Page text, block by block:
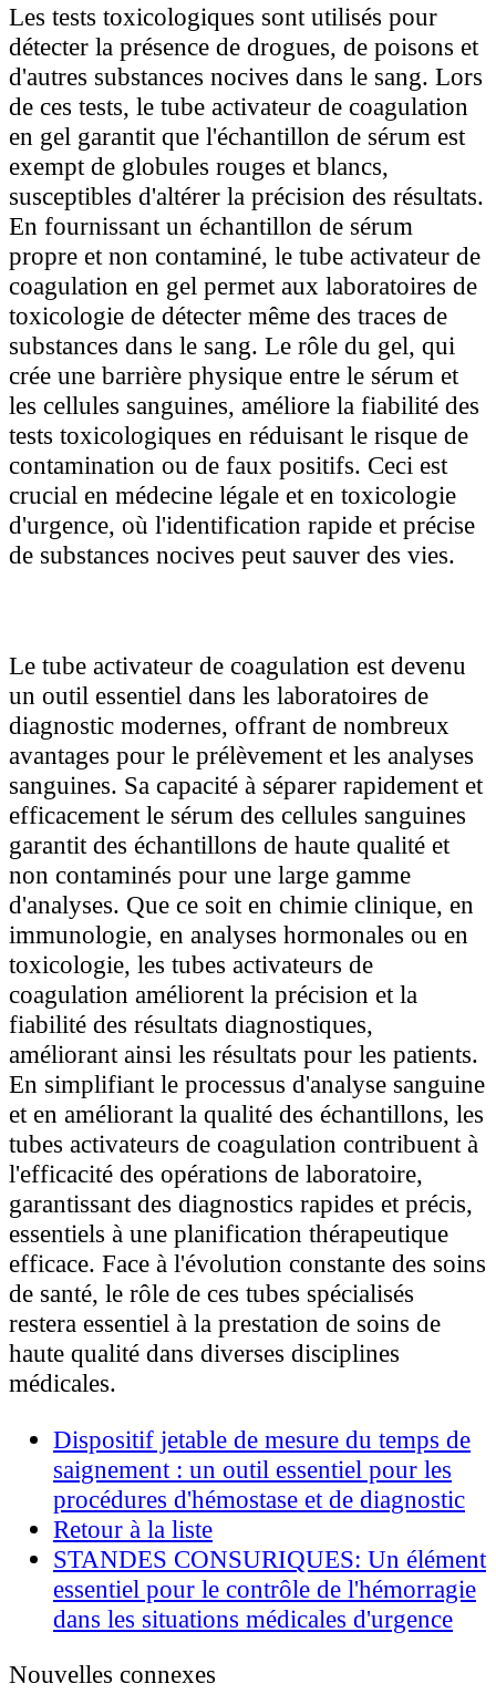
Les tests toxicologiques sont utilisés pour
détecter la présence de drogues, de poisons et
d'autres substances nocives dans le sang. Lors
de ces tests, le tube activateur de coagulation
en gel garantit que l'échantillon de sérum est
exempt de globules rouges et blancs,
susceptibles d'altérer la précision des résultats.
En fournissant un échantillon de sérum
propre et non contaminé, le tube activateur de
coagulation en gel permet aux laboratoires de
toxicologie de détecter même des traces de
substances dans le sang. Le rôle du gel, qui
crée une barrière physique entre le sérum et
les cellules sanguines, améliore la fiabilité des
tests toxicologiques en réduisant le risque de
contamination ou de faux positifs. Ceci est
crucial en médecine légale et en toxicologie
d'urgence, où l'identification rapide et précise
de substances nocives peut sauver des vies.
Le tube activateur de coagulation est devenu
un outil essentiel dans les laboratoires de
diagnostic modernes, offrant de nombreux
avantages pour le prélèvement et les analyses
sanguines. Sa capacité à séparer rapidement et
efficacement le sérum des cellules sanguines
garantit des échantillons de haute qualité et
non contaminés pour une large gamme
d'analyses. Que ce soit en chimie clinique, en
immunologie, en analyses hormonales ou en
toxicologie, les tubes activateurs de
coagulation améliorent la précision et la
fiabilité des résultats diagnostiques,
améliorant ainsi les résultats pour les patients.
En simplifiant le processus d'analyse sanguine
et en améliorant la qualité des échantillons, les
tubes activateurs de coagulation contribuent à
l'efficacité des opérations de laboratoire,
garantissant des diagnostics rapides et précis,
essentiels à une planification thérapeutique
efficace. Face à l'évolution constante des soins
de santé, le rôle de ces tubes spécialisés
restera essentiel à la prestation de soins de
haute qualité dans diverses disciplines
médicales.
Dispositif jetable de mesure du temps de
saignement : un outil essentiel pour les
procédures d'hémostase et de diagnostic
Retour à la liste
STANDES CONSURIQUES: Un élément
essentiel pour le contrôle de l'hémorragie
dans les situations médicales d'urgence
Nouvelles connexes